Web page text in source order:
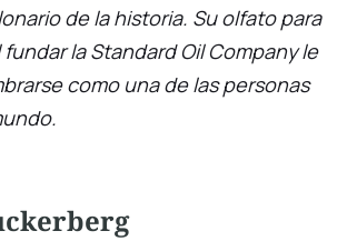
de la historia. Su olfato para
la Standard Oil Company le
como una de las personas